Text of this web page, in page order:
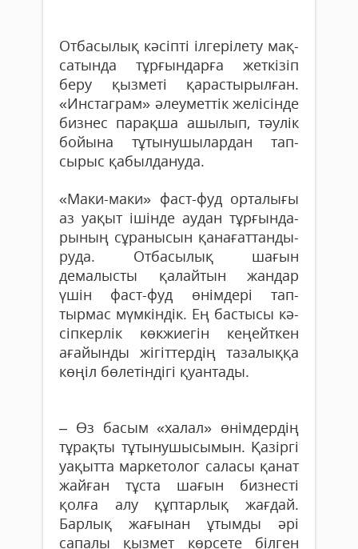
Отбасылық кәсіпті іл­ге­рі­лету мақ­
сатында тұр­ғындарға жеткізіп
беру қыз­меті қарастырылған.
«Инстаграм» әлеу­мет­тік желісінде
биз­нес парақша ашы­­лып, тәулік
бойына тұ­­тынушы­лар­дан тап­­
сырыс қабыл­дануда.
«Maки-маки» фаст-фуд орталығы
аз уақыт іші­нде аудан тұрғында­
рының сұ­ранысын қанағаттан­ды­
ру­да. Отба­сылық шағын
демалысты қалайтын жандар
үшін фаст-фуд өнімдері тап­­­
тырмас мүмкіндік. Ең бас­тысы кә­
сіпкерлік көк­жиегін кеңейткен
ағайынды жігіт­тердің тазалыққа
кө­ңіл бөлетіндігі қуантады.
– Өз басым «халал» өнімдердің
тұрақты тұты­нушысымын. Қазіргі
уақытта маркетолог саласы қанат
жайған тұста шағын бизнесті
қолға алу құптарлық жағдай.
Барлық жағынан ұтымды әрі
сапалы қызмет көрсете білген